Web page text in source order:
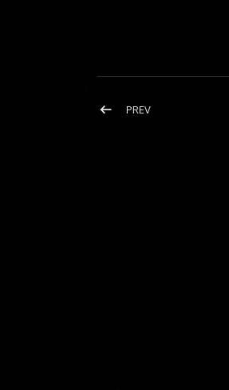
投稿ナビゲー
PREVPOST: クラプト